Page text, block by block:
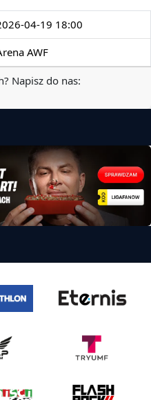
04-19 18:00
AWF
Napisz do nas: